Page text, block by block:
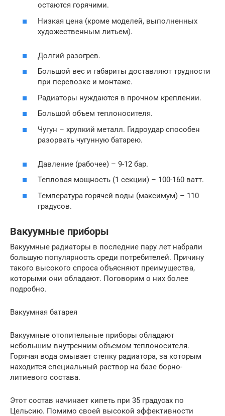
остаются горячими.
Низкая цена (кроме моделей, выполненных
художественным литьем).
Долгий разогрев.
Большой вес и габариты доставляют трудности
при перевозке и монтаже.
Радиаторы нуждаются в прочном креплении.
Большой объем теплоносителя.
Чугун – хрупкий металл. Гидроудар способен
разорвать чугунную батарею.
Давление (рабочее) – 9-12 бар.
Тепловая мощность (1 секции) – 100-160 ватт.
Температура горячей воды (максимум) – 110
градусов.
Вакуумные приборы
Вакуумные радиаторы в последние пару лет набрали
большую популярность среди потребителей. Причину
такого высокого спроса объясняют преимущества,
которыми они обладают. Поговорим о них более
подробно.
Вакуумная батарея
Вакуумные отопительные приборы обладают
небольшим внутренним объемом теплоносителя.
Горячая вода омывает стенку радиатора, за которым
находится специальный раствор на базе борно-
литиевого состава.
Этот состав начинает кипеть при 35 градусах по
Цельсию. Помимо своей высокой эффективности